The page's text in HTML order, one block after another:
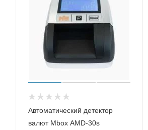
Автоматический детектор
валют Mbox AMD-30s